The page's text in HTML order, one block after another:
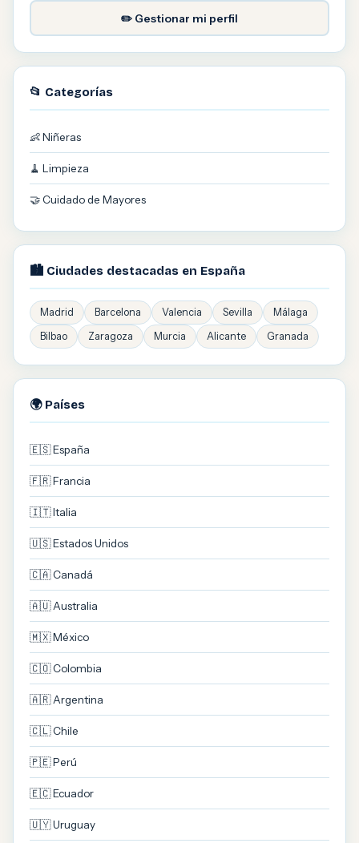
✏️ Gestionar mi perfil
📂 Categorías
👶 Niñeras
🧹 Limpieza
🤝 Cuidado de Mayores
🏙️ Ciudades destacadas en España
Madrid Barcelona Valencia Sevilla
Málaga
Bilbao
Zaragoza Murcia Alicante Granada
🌍 Países
🇪🇸 España
🇫🇷 Francia
🇮🇹 Italia
🇺🇸 Estados Unidos
🇨🇦 Canadá
🇦🇺 Australia
🇲🇽 México
🇨🇴 Colombia
🇦🇷 Argentina
🇨🇱 Chile
🇵🇪 Perú
🇪🇨 Ecuador
🇺🇾 Uruguay